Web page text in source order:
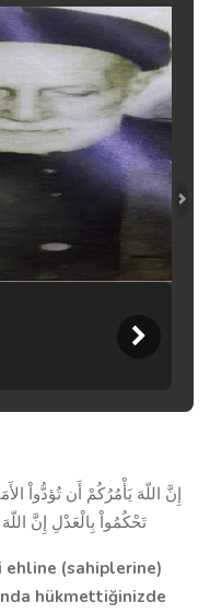
إِنَّ اللّهَ يَأْمُرُكُمْ أَن تُؤدُّواْ
تَحْكُمُواْ بِالْعَدْلِ إِنَّ
(sahiplerine)
hükmettiğinizde